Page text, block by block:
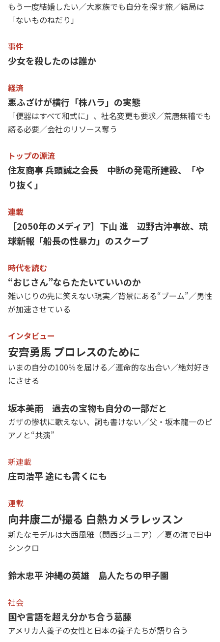
もう一度結婚したい／大家族でも自分を探す旅／結局は
「ないものねだり」
事件
少女を殺したのは誰か
経済
悪ふざけが横行「株ハラ」の実態
「便器はすべて和式に」、社名変更も要求／荒唐無稽でも
諮る必要／会社のリソース奪う
トップの源流
住友商事 兵頭誠之会長 中断の発電所建設、「や
り抜く」
連載
［2050年のメディア］下山 進 辺野古沖事故、琉
球新報「船長の性暴力」のスクープ
時代を読む
“おじさん”ならたたいていいのか
雑いじりの先に笑えない現実／背景にある“ブーム”／男性
が加速させている
インタビュー
安齊勇馬 プロレスのために
いまの自分の100％を届ける／運命的な出合い／絶対好き
にさせる
坂本美雨 過去の宝物も自分の一部だと
ガザの惨状に歌えない、詞も書けない／父・坂本龍一のピ
アノと“共演”
新連載
庄司浩平 途にも書くにも
連載
向井康二が撮る 白熱カメラレッスン
新たなモデルは大西風雅（関西ジュニア）／夏の海で日中
シンクロ
鈴木忠平 沖縄の英雄 島人たちの甲子園
社会
国や言語を超え分かち合う葛藤
アメリカ人養子の女性と日本の養子たちが語り合う